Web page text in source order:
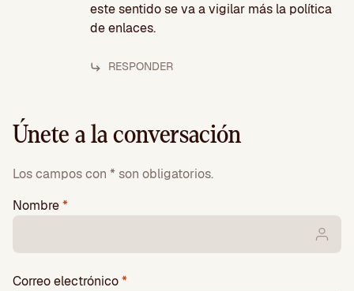
este sentido se va a vigilar más la política
de enlaces.
RESPONDER
Únete a la conversación
Los campos con * son obligatorios.
Nombre*
Correo electrónico*